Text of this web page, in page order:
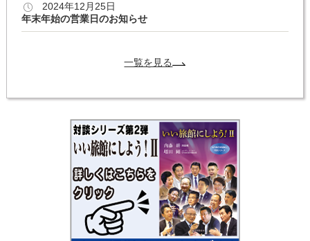
2024年12月25日
年末年始の営業日のお知らせ
一覧を見る